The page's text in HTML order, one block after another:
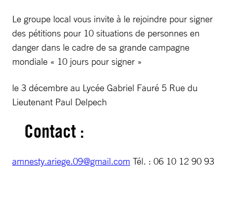
Le groupe local vous invite à le rejoindre pour signer
des pétitions pour 10 situations de personnes en
danger dans le cadre de sa grande campagne
mondiale « 10 jours pour signer »
le 3 décembre au Lycée Gabriel Fauré 5 Rue du
Lieutenant Paul Delpech
Contact :
amnesty.ariege.09@gmail.com Tél. : 06 10 12 90 93